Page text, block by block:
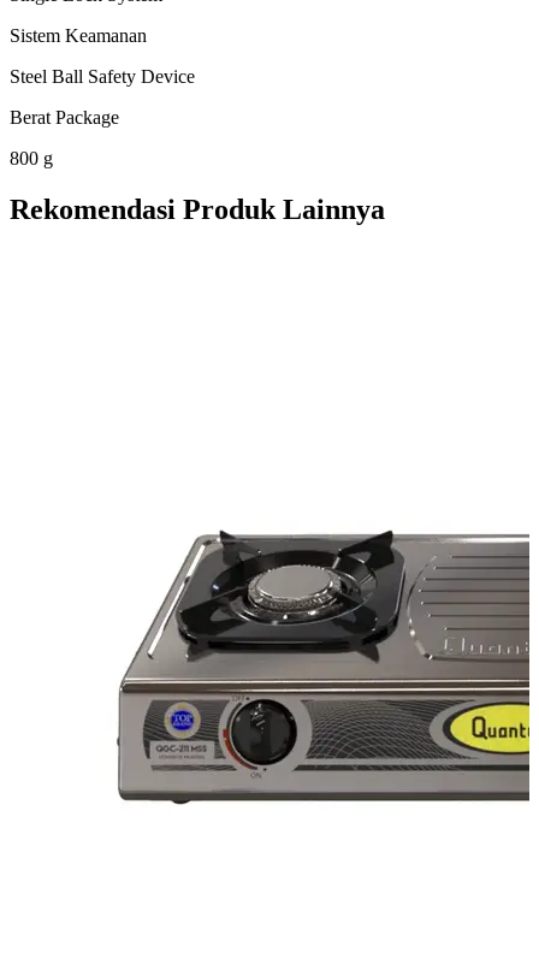
Sistem Keamanan
Steel Ball Safety Device
Berat Package
800 g
Rekomendasi Produk Lainnya